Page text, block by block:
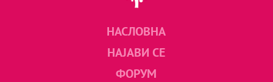
НАСЛОВНА
НАЈАВИ СЕ
ФОРУМ